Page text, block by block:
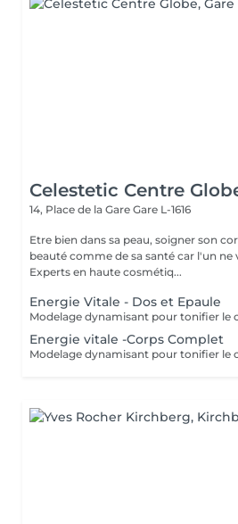
Celestetic Centre
14, Place de la Gare Gare L-1616
Etre bien dans sa peau, soigner son
beauté comme de sa santé car l'un ne
Experts en haute cosmétiq...
Energie Vitale - Dos et Epaule
Modelage dynamisant pour tonifier le
Energie vitale -Corps Complet
Modelage dynamisant pour tonifier le